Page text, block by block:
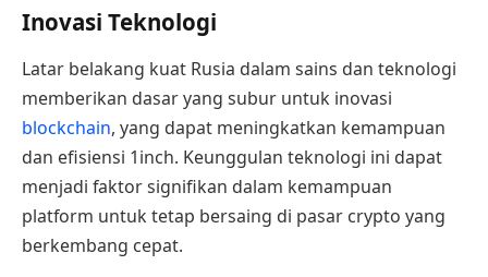
Inovasi Teknologi
Latar belakang kuat Rusia dalam sains dan teknologi
memberikan dasar yang subur untuk inovasi
blockchain, yang dapat meningkatkan kemampuan
dan efisiensi 1inch. Keunggulan teknologi ini dapat
menjadi faktor signifikan dalam kemampuan
platform untuk tetap bersaing di pasar crypto yang
berkembang cepat.